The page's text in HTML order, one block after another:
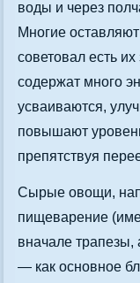
воды и через
Многие
советовал есть
содержат много
усваиваются,
повышают
препятствуя
Сырые овощи,
пищеварение
вначале
— как основное